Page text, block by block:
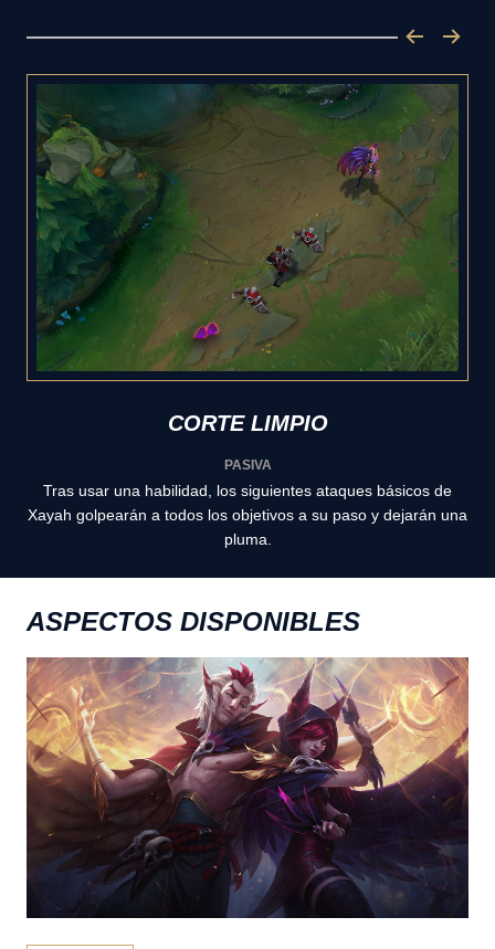
CORTE LIMPIO
PASIVA
Tras usar una habilidad, los siguientes ataques básicos de
Xayah golpearán a todos los objetivos a su paso y dejarán una
pluma.
ASPECTOS DISPONIBLES